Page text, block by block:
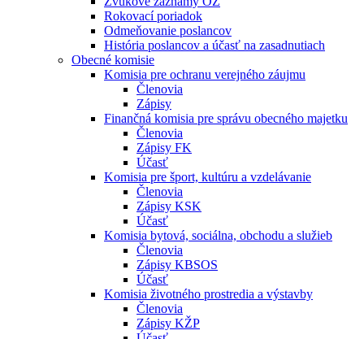
Rokovací poriadok
Odmeňovanie poslancov
História poslancov a účasť na zasadnutiach
Obecné komisie
Komisia pre ochranu verejného záujmu
Členovia
Zápisy
Finančná komisia pre správu obecného majetku
Členovia
Zápisy FK
Účasť
Komisia pre šport, kultúru a vzdelávanie
Členovia
Zápisy KSK
Účasť
Komisia bytová, sociálna, obchodu a služieb
Členovia
Zápisy KBSOS
Účasť
Komisia životného prostredia a výstavby
Členovia
Zápisy KŽP